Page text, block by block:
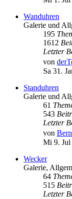
Wanduhren
Galerie und
195
1612
Letzter
von
Sa 31.
Standuhren
Galerie und
61
543
Letzter
von
Mi 9. Jul
Wecker
Galerie,
64
515
Letzter